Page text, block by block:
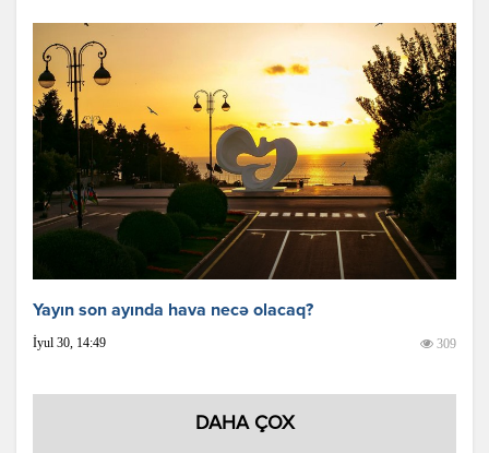
Yayın son ayında hava necə olacaq?
İyul 30, 14:49 309
DAHA ÇOX